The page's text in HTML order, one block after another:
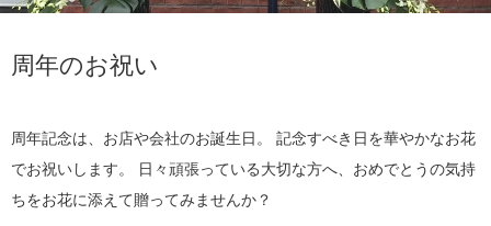
周年のお祝い
周年記念は、お店や会社のお誕生日。 記念すべき日を華やかなお花
でお祝いします。 日々頑張っている大切な方へ、おめでとうの気持
ちをお花に添えて贈ってみませんか？